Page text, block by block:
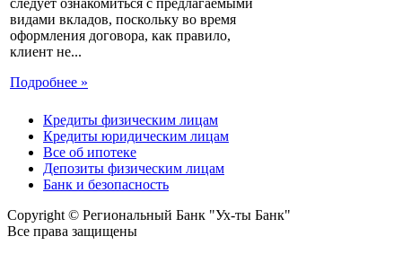
следует ознакомиться с предлагаемыми
видами вкладов, поскольку во время
оформления договора, как правило,
клиент не...
Подробнее »
Кредиты физическим лицам
Кредиты юридическим лицам
Все об ипотеке
Депозиты физическим лицам
Банк и безопасность
Copyright © Региональный Банк "Ух-ты Банк"
Все права защищены